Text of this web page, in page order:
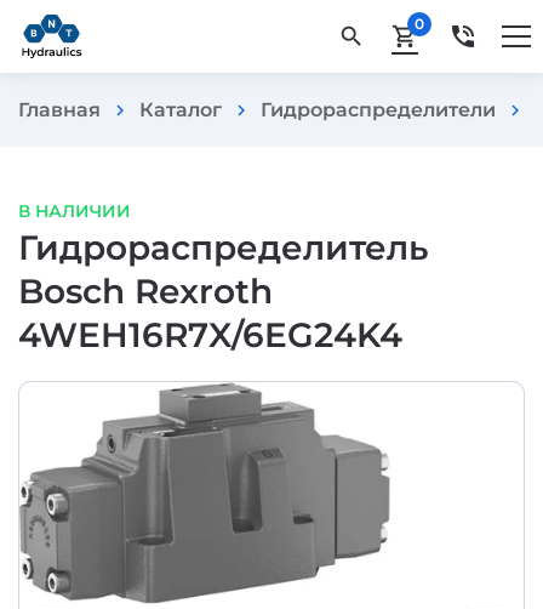
search shopping_cart0 phone_in_talk
Главная chevron_right Каталог chevron_right Гидрораспределители chevron_right
В НАЛИЧИИ
Гидрораспределитель
Bosch Rexroth
4WEH16R7X/6EG24K4